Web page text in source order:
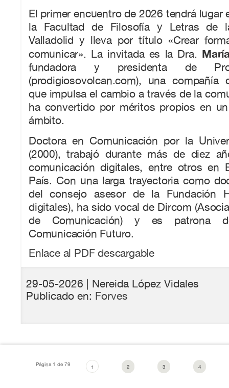
El primer encuentro de 2026 tendrá lugar
la Facultad de Filosofía y Letras de
Valladolid y lleva por título «Crear
comunicar». La invitada es la Dra.
fundadora y presidenta de
(prodigiosovolcan.com), una compañía
que impulsa el cambio a través de la
ha convertido por méritos propios en
ámbito.
Doctora en Comunicación por la
(2000), trabajó durante más de diez
comunicación digitales, entre otros en
País. Con una larga trayectoria como
del consejo asesor de la Fundación
digitales), ha sido vocal de Dircom
de Comunicación) y es patrona
Comunicación Futuro.
Enlace al PDF descargable
29-05-2026 | Nereida López Vidales
Publicado en: Forves
Página 1 de 79 1 2 3 4